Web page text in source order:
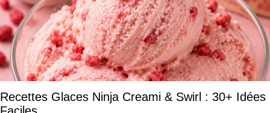
Recettes Glaces Ninja Creami & Swirl : 30+ Idées